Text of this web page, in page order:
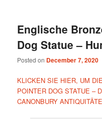
content
content
Englische
Dog Statue –
Posted on December 7, 2020
KLICKEN SIE HIER, UM
POINTER DOG STATUE –
CANONBURY